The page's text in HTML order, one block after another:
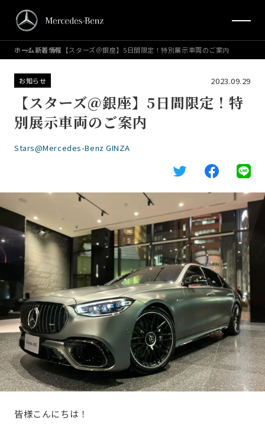
ホーム新着情報 【スターズ＠銀座】5日間限定！特別展示車両のご案内
お知らせ 2023.09.29
【スターズ＠銀座】5日間限定！特
別展示車両のご案内
Stars@Mercedes-Benz GINZA
皆様こんにちは！